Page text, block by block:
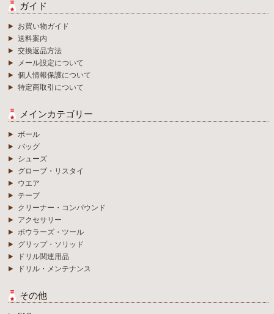
ガイド
お買い物ガイド
送料案内
交換返品方法
メール設定について
個人情報保護について
特定商取引について
メインカテゴリー
ボール
バッグ
シューズ
グローブ・リスタイ
ウエア
テープ
クリーナー・コンパウンド
アクセサリー
ボウラーズ・ツール
グリップ・ソリッド
ドリル関連用品
ドリル・メンテナンス
その他